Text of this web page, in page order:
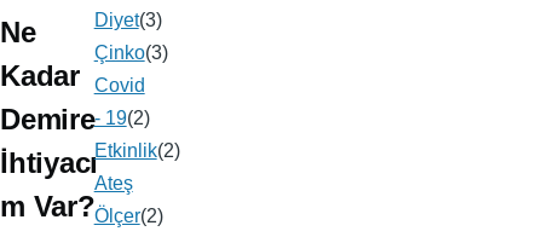
Ne
Kadar
Demire
İhtiyacı
m Var?
Diyet(3)
Çinko(3)
Covid
- 19(2)
Etkinlik(2)
Ateş
Ölçer(2)